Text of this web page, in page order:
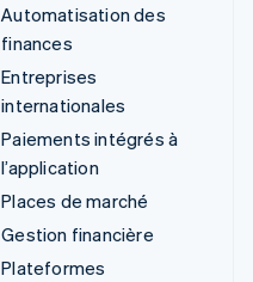
Automatisation des
finances
Entreprises
internationales
Paiements intégrés à
l’application
Places de marché
Gestion financière
Plateformes